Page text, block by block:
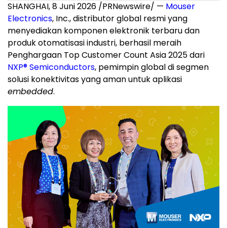
SHANGHAI, 8 Juni 2026 /PRNewswire/ — Mouser
Electronics, Inc., distributor global resmi yang
menyediakan komponen elektronik terbaru dan
produk otomatisasi industri, berhasil meraih
Penghargaan Top Customer Count Asia 2025 dari
NXP®Semiconductors, pemimpin global di segmen
solusi konektivitas yang aman untuk aplikasi
embedded.